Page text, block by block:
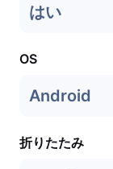
はい
OS
Android
折りたたみ